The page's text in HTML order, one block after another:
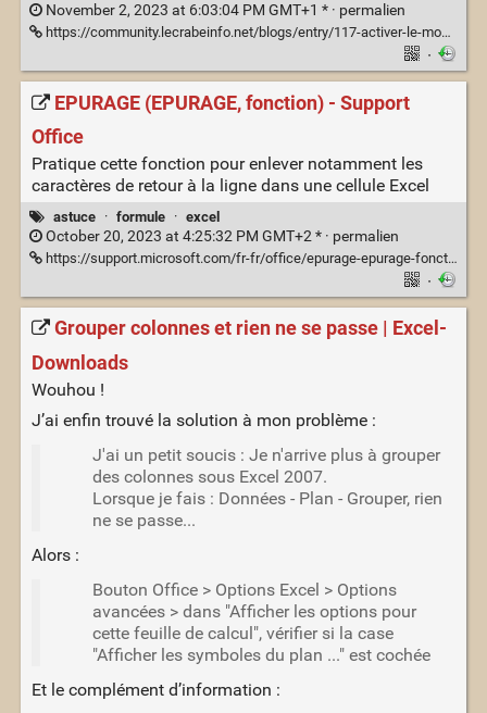
November 2, 2023 at 6:03:04 PM GMT+1 * · permalien
https://community.lecrabeinfo.net/blogs/entry/117-activer-le-mode-sombre-sur-tous-les-onglets-sous-edge-chromium/
·
EPURAGE (EPURAGE, fonction) - Support
Office
Pratique cette fonction pour enlever notamment les
caractères de retour à la ligne dans une cellule Excel
astuce · formule · excel
October 20, 2023 at 4:25:32 PM GMT+2 * · permalien
https://support.microsoft.com/fr-fr/office/epurage-epurage-fonction-26f3d7c5-475f-4a9c-90e5-4b8ba987ba41
·
Grouper colonnes et rien ne se passe | Excel-
Downloads
Wouhou !
J’ai enfin trouvé la solution à mon problème :
J'ai un petit soucis : Je n'arrive plus à grouper
des colonnes sous Excel 2007.
Lorsque je fais : Données - Plan - Grouper, rien
ne se passe...
Alors :
Bouton Office > Options Excel > Options
avancées > dans "Afficher les options pour
cette feuille de calcul", vérifier si la case
"Afficher les symboles du plan ..." est cochée
Et le complément d’information :